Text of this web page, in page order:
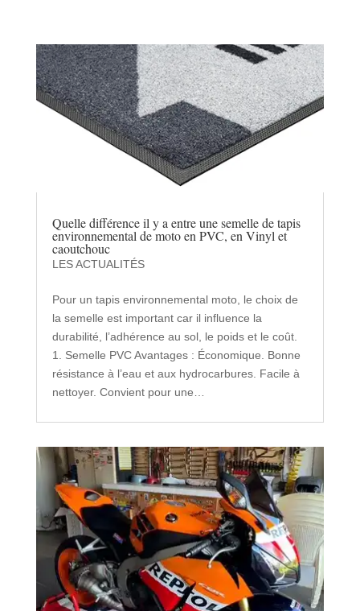
Quelle différence il y a entre une semelle de tapis
environnemental de moto en PVC, en Vinyl et
caoutchouc
LES ACTUALITÉS
Pour un tapis environnemental moto, le choix de
la semelle est important car il influence la
durabilité, l’adhérence au sol, le poids et le coût.
1. Semelle PVC Avantages : Économique. Bonne
résistance à l’eau et aux hydrocarbures. Facile à
nettoyer. Convient pour une…